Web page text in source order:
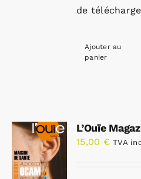
de
Ajouter au
panier
L’Ouïe
15,00 € TVA